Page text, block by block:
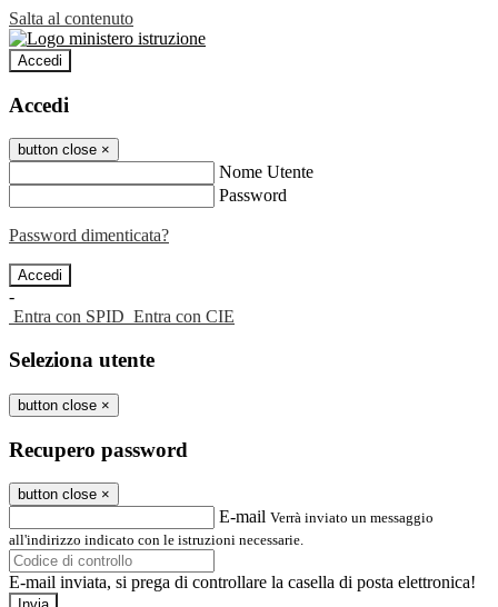
Salta al contenuto
Accedi
Accedi
button close ×
Nome Utente
Password
Password dimenticata?
-
Entra con SPID Entra con CIE
Seleziona utente
button close ×
Recupero password
button close ×
E-mail Verrà inviato un messaggio
all'indirizzo indicato con le istruzioni necessarie.
E-mail inviata, si prega di controllare la casella di posta elettronica!